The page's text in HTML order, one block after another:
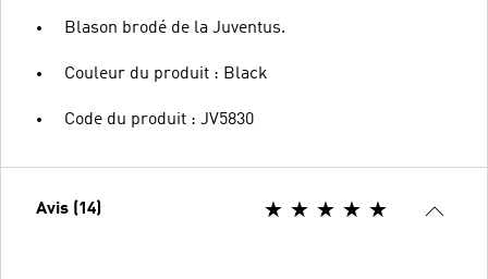
Blason brodé de la Juventus.
Couleur du produit : Black
Code du produit : JV5830
Avis (14)